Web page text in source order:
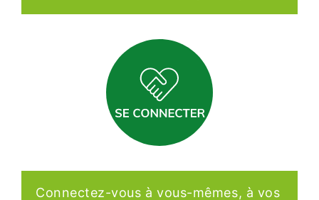
Connectez-vous à vous-mêmes, à vos